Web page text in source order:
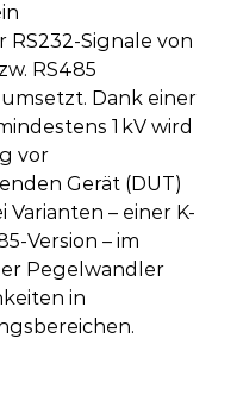
Signale von
RS485
Dank einer
1 kV wird
vor
Gerät (DUT)
– einer K-
Version – im
Pegelwandler
in